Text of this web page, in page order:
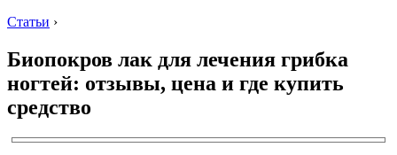
Статьи ›
Биопокров лак для лечения грибка
ногтей: отзывы, цена и где купить
средство